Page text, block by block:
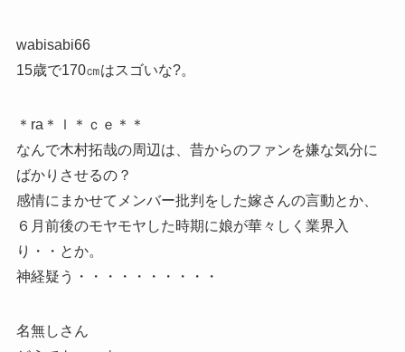
wabisabi66
15歳で170㎝はスゴいな?。
＊ra＊ｌ＊ｃｅ＊＊
なんで木村拓哉の周辺は、昔からのファンを嫌な気分に
ばかりさせるの？
感情にまかせてメンバー批判をした嫁さんの言動とか、
６月前後のモヤモヤした時期に娘が華々しく業界入
り・・とか。
神経疑う・・・・・・・・・・
名無しさん